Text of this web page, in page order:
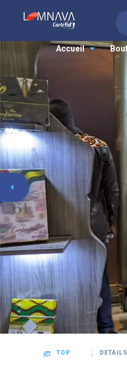
Accueil
TOP DETAILS